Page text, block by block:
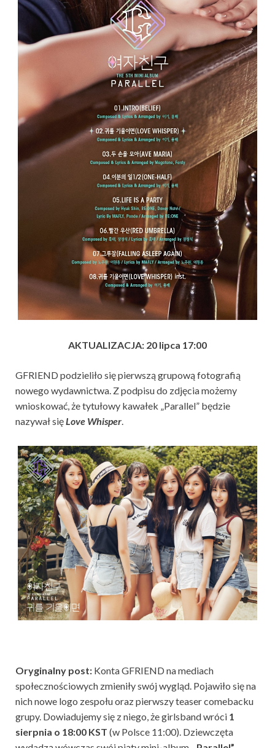
AKTUALIZACJA: 20 lipca 17:00
GFRIEND podzieliło się pierwszą grupową fotografią
nowego wydawnictwa. Z podpisu do zdjęcia możemy
wnioskować, że tytułowy kawałek „Parallel” będzie
nazywał sięLove Whisper.
Oryginalny post: Konta GFRIEND na mediach
społecznościowych zmieniły swój wygląd. Pojawiło się na
nich nowe logo zespołu oraz pierwszy teaser comebacku
grupy. Dowiadujemy się z niego, że girlsband wróci 1
sierpnia o 18:00 KST (w Polsce 11:00). Dziewczęta